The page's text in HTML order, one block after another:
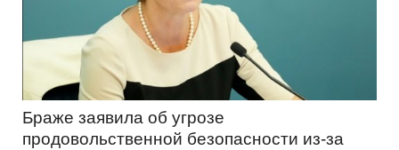
Браже заявила об угрозе
продовольственной безопасности из-за